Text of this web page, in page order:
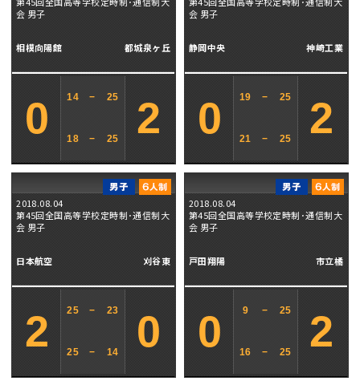
会 男子
相模向陽館 都城泉ヶ丘
0 14 − 25
18 − 25 2
会 男子
静岡中央 神崎工業
0 19 − 25
21 − 25 2
2018.08.04
第45回全国高等学校定時制･通信制大
会 男子
日本航空 刈谷東
2 25 − 23
25 − 14 0
2018.08.04
第45回全国高等学校定時制･通信制大
会 男子
戸田翔陽 市立橘
0 9 − 25
16 − 25 2